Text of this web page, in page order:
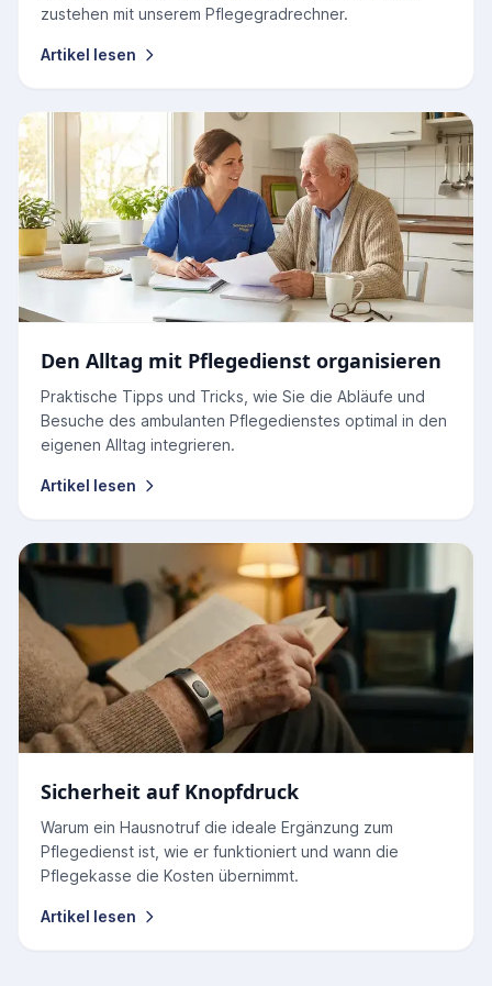
zustehen mit unserem Pflegegradrechner.
Artikel lesen
Den Alltag mit Pflegedienst organisieren
Praktische Tipps und Tricks, wie Sie die Abläufe und
Besuche des ambulanten Pflegedienstes optimal in den
eigenen Alltag integrieren.
Artikel lesen
Sicherheit auf Knopfdruck
Warum ein Hausnotruf die ideale Ergänzung zum
Pflegedienst ist, wie er funktioniert und wann die
Pflegekasse die Kosten übernimmt.
Artikel lesen